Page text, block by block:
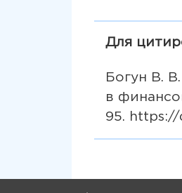
Для
Богун В.
в
95. https://